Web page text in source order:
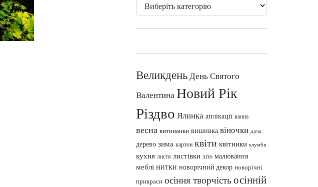
ВеликденьДень Святого
ВалентинаНовий Рік
Різдво Ялинка аплікації ванна
весна витинанки вишивка віночки дача
дерево зима картон квіти квітники клумби
кухня листя листівки літо малювання
меблі нитки новорічний декор новорічні
прикраси осіння творчість осінній